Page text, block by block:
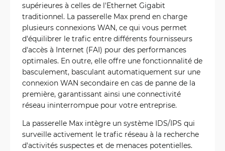
supérieures à celles de l'Ethernet Gigabit
traditionnel. La passerelle Max prend en charge
plusieurs connexions WAN, ce qui vous permet
d'équilibrer le trafic entre différents fournisseurs
d'accès à Internet (FAI) pour des performances
optimales. En outre, elle offre une fonctionnalité de
basculement, basculant automatiquement sur une
connexion WAN secondaire en cas de panne de la
première, garantissant ainsi une connectivité
réseau ininterrompue pour votre entreprise.
La passerelle Max intègre un système IDS/IPS qui
surveille activement le trafic réseau à la recherche
d'activités suspectes et de menaces potentielles.